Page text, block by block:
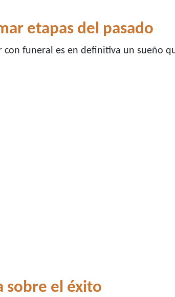
etapas del pasado
con funeral es en definitiva un sueño
sobre el éxito